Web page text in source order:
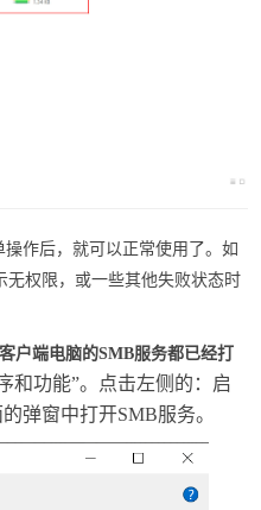
作后，就可以正常使用了。如
无权限，或一些其他失败状态时
户端电脑的SMB服务都已经打
和功能”。点击左侧的：启
弹窗中打开SMB服务。